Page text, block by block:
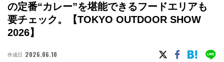
の定番“カレー”を堪能できるフードエリアも
要チェック。【TOKYO OUTDOOR SHOW
2026】
作成日 2026.06.10